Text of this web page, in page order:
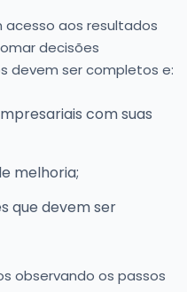
aos resultados
decisões
devem ser completos e:
com suas
melhoria;
que devem ser
observando os passos